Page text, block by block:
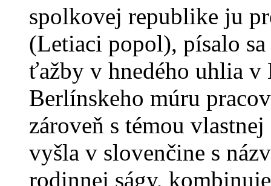
spolkovej republike ju
(Letiaci popol), písalo
ťažby v hnedého uhlia v
Berlínskeho múru
zároveň s témou
vyšla v slovenčine s
rodinnej ságy,